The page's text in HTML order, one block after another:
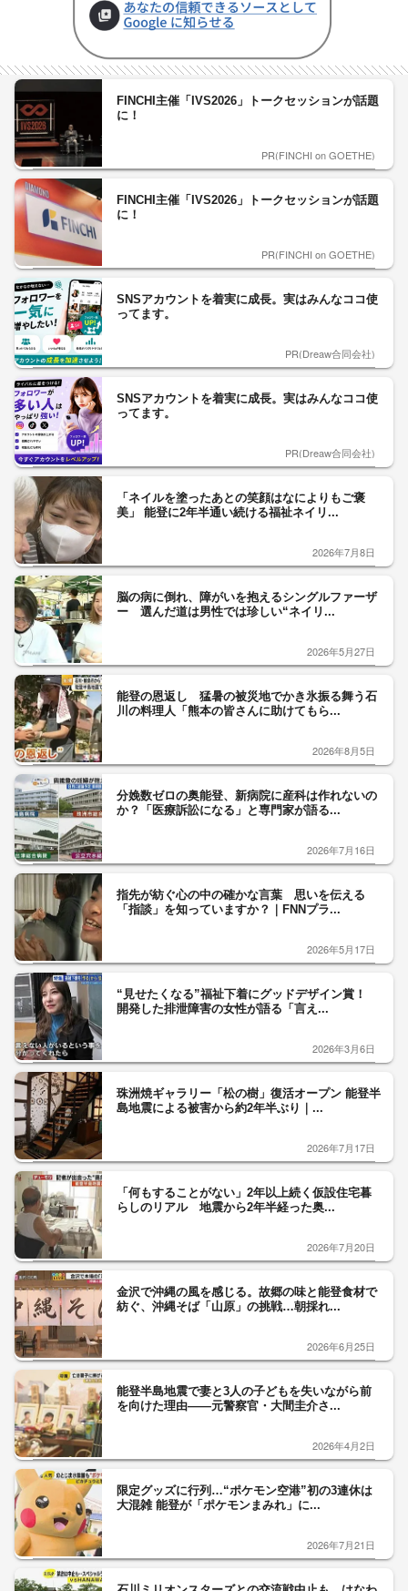
FINCHI主催「IVS2026」トークセッションが話題
に！
PR(FINCHI on GOETHE)
FINCHI主催「IVS2026」トークセッションが話題
に！
PR(FINCHI on GOETHE)
SNSアカウントを着実に成長。実はみんなココ使
ってます。
PR(Dreaw合同会社)
SNSアカウントを着実に成長。実はみんなココ使
ってます。
PR(Dreaw合同会社)
「ネイルを塗ったあとの笑顔はなによりもご褒
美」 能登に2年半通い続ける福祉ネイリ...
2026年7月8日
脳の病に倒れ、障がいを抱えるシングルファーザ
ー 選んだ道は男性では珍しい“ネイリ...
2026年5月27日
能登の恩返し 猛暑の被災地でかき氷振る舞う石
川の料理人「熊本の皆さんに助けてもら...
2026年8月5日
分娩数ゼロの奥能登、新病院に産科は作れないの
か？「医療訴訟になる」と専門家が語る...
2026年7月16日
指先が紡ぐ心の中の確かな言葉 思いを伝える
「指談」を知っていますか？｜FNNプラ...
2026年5月17日
“見せたくなる”福祉下着にグッドデザイン賞！
開発した排泄障害の女性が語る「言え...
2026年3月6日
珠洲焼ギャラリー「松の樹」復活オープン 能登半
島地震による被害から約2年半ぶり｜...
2026年7月17日
「何もすることがない」2年以上続く仮設住宅暮
らしのリアル 地震から2年半経った奥...
2026年7月20日
金沢で沖縄の風を感じる。故郷の味と能登食材で
紡ぐ、沖縄そば「山原」の挑戦…朝採れ...
2026年6月25日
能登半島地震で妻と3人の子どもを失いながら前
を向けた理由——元警察官・大間圭介さ...
2026年4月2日
限定グッズに行列…“ポケモン空港”初の3連休は
大混雑 能登が「ポケモンまみれ」に...
2026年7月21日